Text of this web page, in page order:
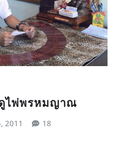
ไพ่พรหมญาณ
2011 18